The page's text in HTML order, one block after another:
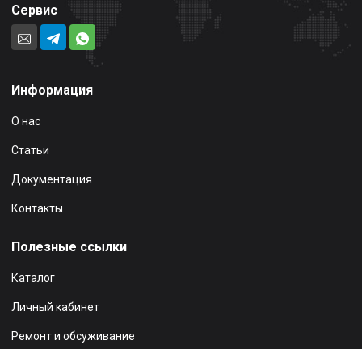
Сервис
Информация
О нас
Статьи
Документация
Контакты
Полезные ссылки
Каталог
Личный кабинет
Ремонт и обсуживание